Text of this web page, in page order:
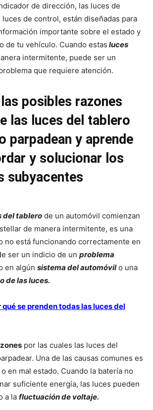
de dirección, las luces de
de control, están diseñadas para
importante sobre el estado y
de tu vehículo. Cuando estas luces
intermitente, puede ser un
que requiere atención.
posibles razones
las luces del tablero
parpadean y aprende
y solucionar los
subyacentes
del tablero de un automóvil comienzan
de manera intermitente, es una
no está funcionando correctamente en
ser un indicio de un problema
en algún sistema del automóvilo una
de las luces.
qué se prenden todas las luces del
por las cuales las luces del
Una de las causas comunes es
en mal estado. Cuando la batería no
suficiente energía, las luces pueden
a la fluctuación de voltaje.